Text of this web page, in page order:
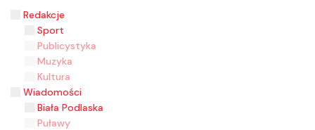
Redakcje
Sport
Publicystyka
Muzyka
Kultura
Wiadomości
Biała Podlaska
Puławy